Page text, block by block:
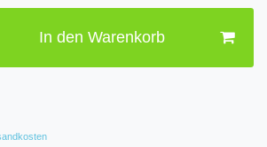
In den Warenkorb